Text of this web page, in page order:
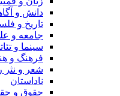
دانش و
تاریخ و
جامعه و
سینما و
فرهنگ و
شعر و نثر
ناداستان
حقوق و